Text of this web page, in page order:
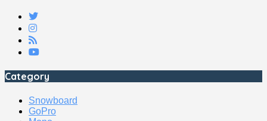
Category
Snowboard
GoPro